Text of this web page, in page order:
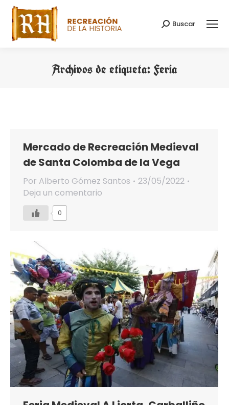
Buscar:
Buscar
Archivos de etiqueta:Feria
Mercado de Recreación Medieval
de Santa Colomba de la Vega
Por Alberto Gómez Santos
23/05/2022
Deja un comentario
0